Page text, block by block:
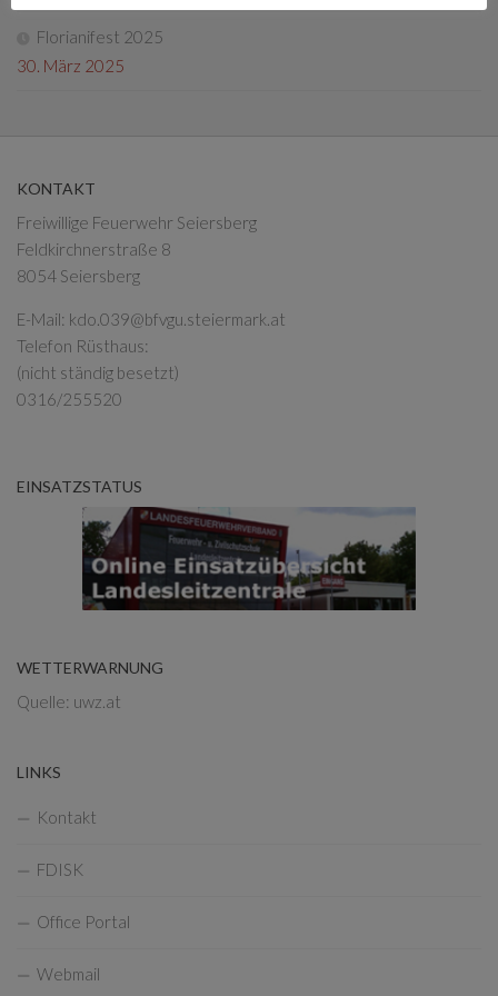
Florianifest 2025
30. März 2025
KONTAKT
Freiwillige Feuerwehr Seiersberg
Feldkirchnerstraße 8
8054 Seiersberg
E-Mail: kdo.039@bfvgu.steiermark.at
Telefon Rüsthaus:
(nicht ständig besetzt)
0316/255520
EINSATZSTATUS
WETTERWARNUNG
Quelle: uwz.at
LINKS
Kontakt
FDISK
Office Portal
Webmail